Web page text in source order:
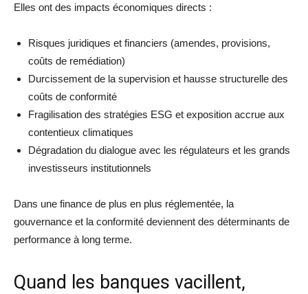
Elles ont des impacts économiques directs :
Risques juridiques et financiers (amendes, provisions,
coûts de remédiation)
Durcissement de la supervision et hausse structurelle des
coûts de conformité
Fragilisation des stratégies ESG et exposition accrue aux
contentieux climatiques
Dégradation du dialogue avec les régulateurs et les grands
investisseurs institutionnels
Dans une finance de plus en plus réglementée, la
gouvernance et la conformité deviennent des déterminants de
performance à long terme.
Quand les banques vacillent,